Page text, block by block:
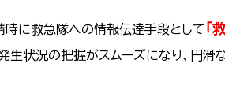
に救急隊への情報伝達手段として
生状況の把握がスムーズになり、円滑